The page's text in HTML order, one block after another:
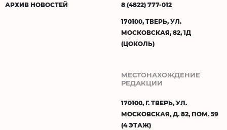
АРХИВ НОВОСТЕЙ 8 (4822) 777-012
170100, ТВЕРЬ, УЛ.
МОСКОВСКАЯ, 82, 1Д
(ЦОКОЛЬ)
МЕСТОНАХОЖДЕНИЕ
РЕДАКЦИИ
170100, Г. ТВЕРЬ, УЛ.
МОСКОВСКАЯ, Д. 82, ПОМ. 59
(4 ЭТАЖ)